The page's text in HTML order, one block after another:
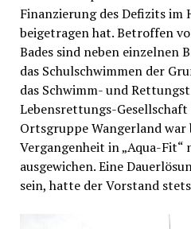
Finanzierung des Defizits im
beigetragen hat. Betroffen
Bades sind neben einzelnen
das Schulschwimmen der
das Schwimm- und
Lebensrettungs-Gesellschaft
Ortsgruppe Wangerland
Vergangenheit in „Aqua-Fit“
ausgewichen. Eine
sein, hatte der Vorstand